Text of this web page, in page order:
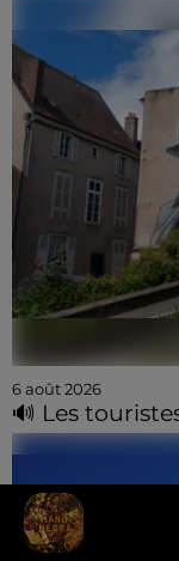
6 août 2026
🔊 Les